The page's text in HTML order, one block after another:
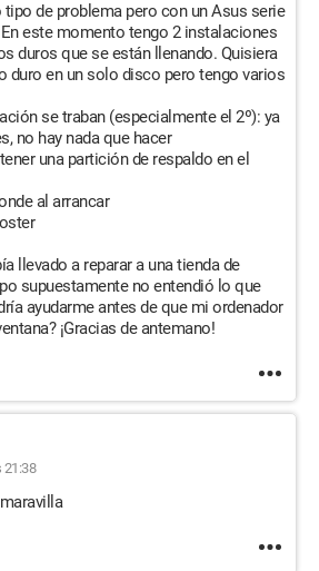
de problema pero con un Asus serie
este momento tengo 2 instalaciones
duros que se están llenando. Quisiera
duro en un solo disco pero tengo varios
se traban (especialmente el 2º): ya
no hay nada que hacer
una partición de respaldo en el
al arrancar
llevado a reparar a una tienda de
supuestamente no entendió lo que
ayudarme antes de que mi ordenador
¡Gracias de antemano!
21:38